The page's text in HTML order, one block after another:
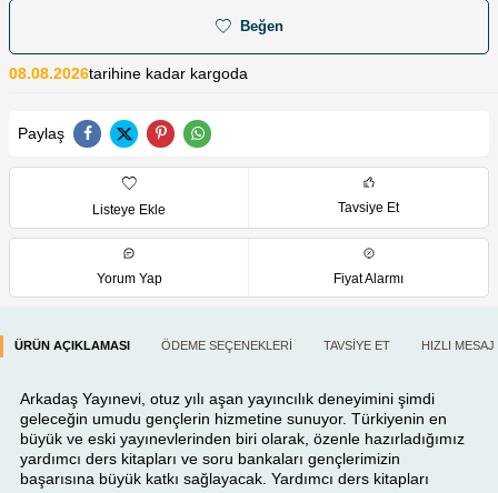
Beğen
08.08.2026tarihine kadar kargoda
Paylaş
Listeye Ekle Tavsiye Et
Yorum Yap Fiyat Alarmı
ÜRÜN AÇIKLAMASI ÖDEME SEÇENEKLERI TAVSIYE ET HIZLI MESAJ
Arkadaş Yayınevi, otuz yılı aşan yayıncılık deneyimini şimdi
geleceğin umudu gençlerin hizmetine sunuyor. Türkiyenin en
büyük ve eski yayınevlerinden biri olarak, özenle hazırladığımız
yardımcı ders kitapları ve soru bankaları gençlerimizin
başarısına büyük katkı sağlayacak. Yardımcı ders kitapları